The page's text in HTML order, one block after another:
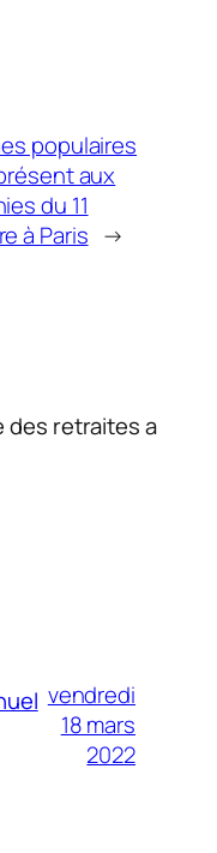
populaires
aux
du 11
à Paris →
des retraites a
vendredi
18 mars
2022